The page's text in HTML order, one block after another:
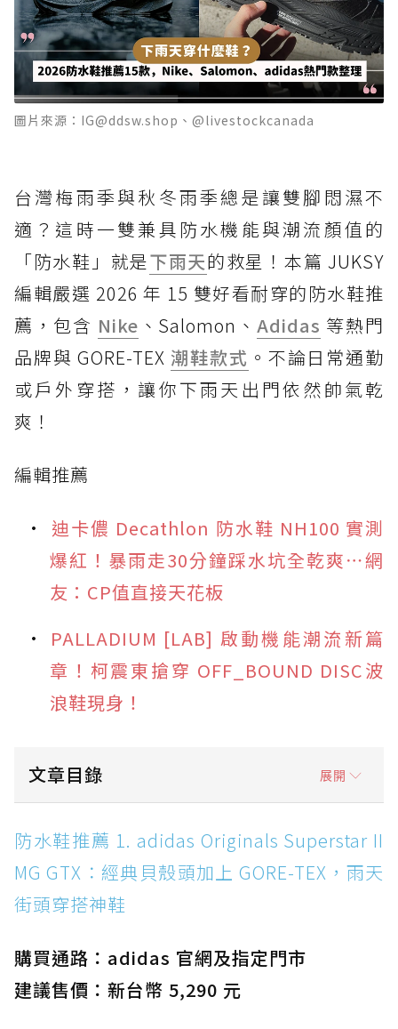
圖片來源：IG@ddsw.shop、@livestockcanada
台灣梅雨季與秋冬雨季總是讓雙腳悶濕不
適？這時一雙兼具防水機能與潮流顏值的
「防水鞋」就是下雨天的救星！本篇 JUKSY
編輯嚴選 2026 年 15 雙好看耐穿的防水鞋推
薦，包含 Nike 、Salomon、Adidas 等熱門
品牌與 GORE-TEX 潮鞋款式 。不論日常通勤
或戶外穿搭，讓你下雨天出門依然帥氣乾
爽！
編輯推薦
迪卡儂 Decathlon 防水鞋 NH100 實測
爆紅！暴雨走30分鐘踩水坑全乾爽⋯網
友：CP值直接天花板
PALLADIUM [LAB] 啟動機能潮流新篇
章！柯震東搶穿 OFF_BOUND DISC波
浪鞋現身！
文章目錄 展開
防水鞋推薦 1. adidas Originals Superstar II
MG GTX：經典貝殼頭加上 GORE-TEX，雨天街
頭穿搭神鞋
防水鞋推薦 2. New Balance Hierro v9 GORE-
防水鞋推薦 3. Nike Dunk Low GORE-TEX：
經典 Dunk 輪廓加上防水科技，雨天穿搭帥度不
打折
防水鞋推薦 1. adidas Originals Superstar II
MG GTX：經典貝殼頭加上 GORE-TEX，雨天
街頭穿搭神鞋
購買通路：adidas 官網及指定門市
建議售價：新台幣 5,290 元